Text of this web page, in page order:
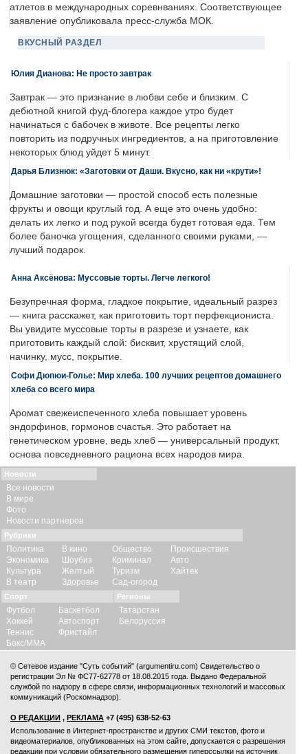
атлетов в международных соревнваниях. Соответствующее
заявление опубликовала пресс-служба МОК.
ВКУСНЫЙ РАЗДЕЛ
Юлия Дианова: Не просто завтрак
Завтрак — это признание в любви себе и близким. С
дебютной книгой фуд-блогера каждое утро будет
начинаться с бабочек в животе. Все рецепты легко
повторить из подручных ингредиентов, а на приготовление
некоторых блюд уйдет 5 минут.
Дарья Близнюк: «Заготовки от Даши. Вкусно, как ни «крути»!
Домашние заготовки — простой способ есть полезные
фрукты и овощи круглый год. А еще это очень удобно:
делать их легко и под рукой всегда будет готовая еда. Тем
более баночка угощения, сделанного своими руками, —
лучший подарок.
Анна Аксёнова: Муссовые торты. Легче легкого!
Безупречная форма, гладкое покрытие, идеальный разрез
— книга расскажет, как приготовить торт перфекциониста.
Вы увидите муссовые торты в разрезе и узнаете, как
приготовить каждый слой: бисквит, хрустящий слой,
начинку, мусс, покрытие.
Софи Дюпюи-Голье: Мир хлеба. 100 лучших рецептов домашнего
хлеба со всего мира
Аромат свежеиспеченного хлеба повышает уровень
эндорфинов, гормонов счастья. Это работает на
генетическом уровне, ведь хлеб — универсальный продукт,
основа повседневного рациона всех народов мира.
Новости
Все новости
В мире
Фото
Новости партнеров
Рубрики
Политика
Экономика
Культура
В театр
В кино
Шоубиз
Желтый
Здоровье
Общество
Криминал
Туризм
Сад-огород
Происшествия
Авто
Хайтек
Спорт
Футбол
Хоккей
Теннис
Бокс/ММА
Баскетбол
Автоспорт
Фристайл
Регионы
Татарстан
Белоруссия
© Сетевое издание "Суть событий" (argumentiru.com) Свидетельство о
регистрации Эл № ФС77-62778 от 18.08.2015 года. Выдано Федеральной
службой по надзору в сфере связи, информационных технологий и массовых
коммуникаций (Роскомнадзор).
О РЕДАКЦИИ , РЕКЛАМА +7 (495) 638-52-63
Использование в Интернет-пространстве и других СМИ текстов, фото и
видеоматериалов, опубликованных на этом сайте, допускается с разрешения
редакции при условии обязательного размещения гиперссылки на источник